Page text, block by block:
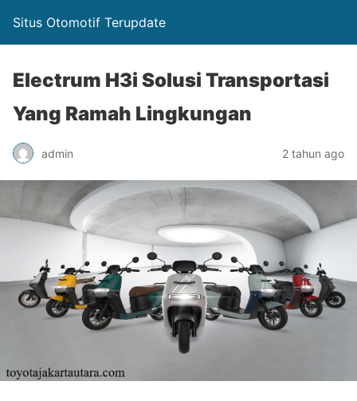
Situs Otomotif Terupdate
Electrum H3i Solusi Transportasi
Yang Ramah Lingkungan
admin 2 tahun ago